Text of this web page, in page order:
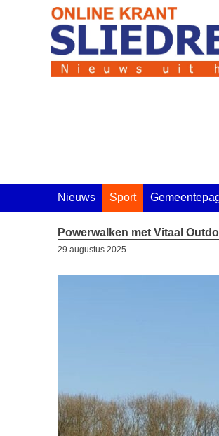
Nieuws Sport
Powerwalken met Vitaal
29 augustus 2025